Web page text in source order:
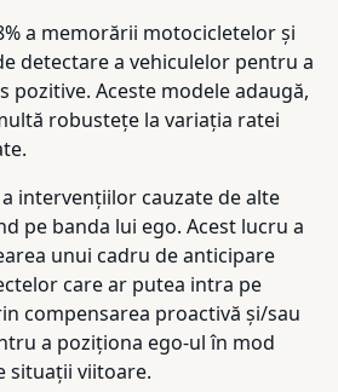
a memorării motocicletelor și
detectare a vehiculelor pentru a
pozitive. Aceste modele adaugă,
robustețe la variația ratei
a intervențiilor cauzate de alte
pe banda lui ego. Acest lucru a
unui cadru de anticipare
care ar putea intra pe
compensarea proactivă și/sau
a poziționa ego-ul în mod
situații viitoare.